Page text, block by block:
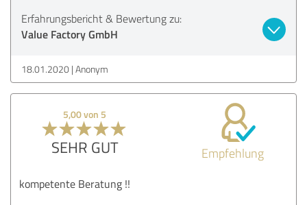
Erfahrungsbericht & Bewertung zu:
Value Factory GmbH
18.01.2020 Anonym
5,00 von 5
SEHR GUT Empfehlung
kompetente Beratung !!